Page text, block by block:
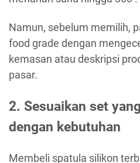
Namun, sebelum memilih,
food grade dengan
kemasan atau deskripsi
pasar.
2. Sesuaikan set
dengan kebutuhan
Membeli spatula silikon